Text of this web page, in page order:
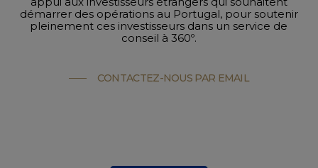
démarrer des opérations au Portugal, pour soutenir
pleinement ces investisseurs dans un service de
conseil à 360º.
CONTACTEZ-NOUS PAR EMAIL